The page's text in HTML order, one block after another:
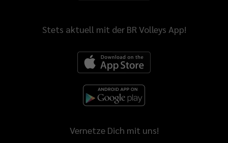
Stets aktuell mit der BR Volleys App!
Vernetze Dich mit uns!